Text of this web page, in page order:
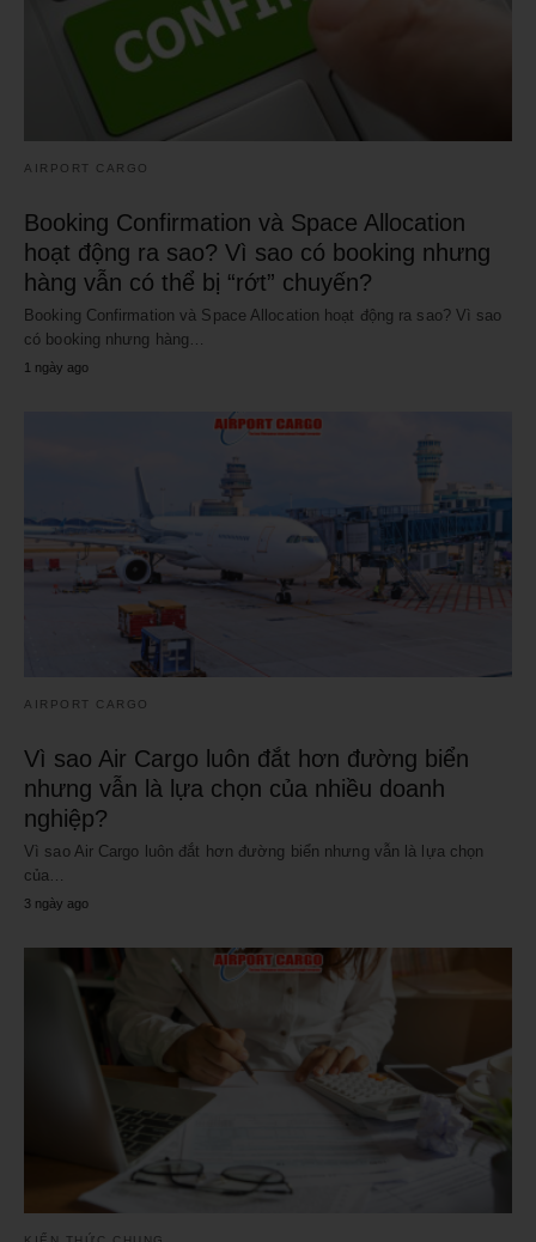
AIRPORT CARGO
Booking Confirmation và Space Allocation
hoạt động ra sao? Vì sao có booking nhưng
hàng vẫn có thể bị “rớt” chuyến?
Booking Confirmation và Space Allocation hoạt động ra sao? Vì sao
có booking nhưng hàng…
1 ngày ago
AIRPORT CARGO
Vì sao Air Cargo luôn đắt hơn đường biển
nhưng vẫn là lựa chọn của nhiều doanh
nghiệp?
Vì sao Air Cargo luôn đắt hơn đường biển nhưng vẫn là lựa chọn
của…
3 ngày ago